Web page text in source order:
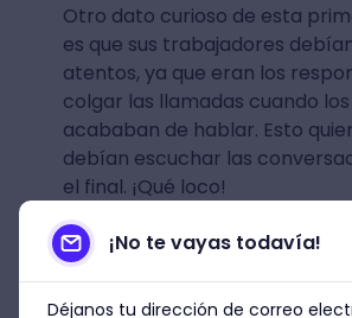
Otro dato curioso de esta
es que sus trabajadores
atentos, ya que eran los
colgar las llamadas cuando
acababan de hablar. Esto
debían escuchar las
el final. ¡Qué loco!
Aproximadamente,10 años
fueron creadas las primeras
telefónicas automáticas,
¡No te vayas todavía!
Déjanos tu dirección de correo